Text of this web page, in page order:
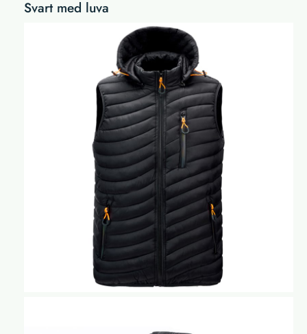
Svart med luva